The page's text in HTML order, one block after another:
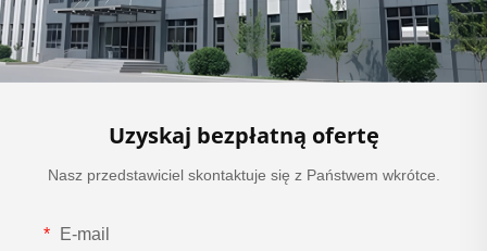
Uzyskaj bezpłatną ofertę
Nasz przedstawiciel skontaktuje się z Państwem wkrótce.
E-mail